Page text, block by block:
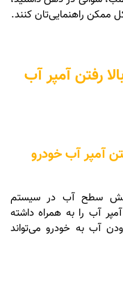
ممکن راهنمایی‌تان کنند.
رفتن آمپر آب
آمپر آب خودرو
سطح آب در سیستم
آب را به همراه داشته
آب به خودرو می‌تواند